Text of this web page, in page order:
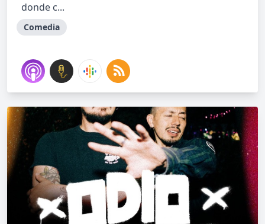
donde c...
Comedia